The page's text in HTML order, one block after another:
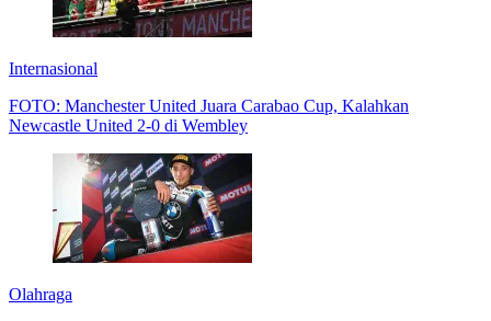
Internasional
FOTO: Manchester United Juara Carabao Cup, Kalahkan
Newcastle United 2-0 di Wembley
Olahraga